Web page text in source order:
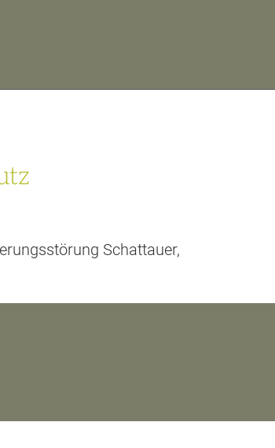
Schattauer,